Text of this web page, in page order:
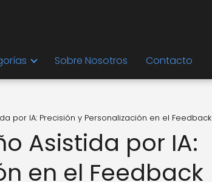
Sobre Nosotros Contacto
por IA: Precisión y Personalización en el Feedback
Asistida por IA:
en el Feedback